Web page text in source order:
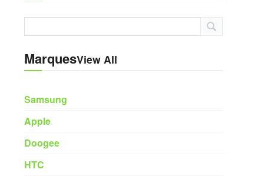
MarquesView All
Samsung
Apple
Doogee
HTC